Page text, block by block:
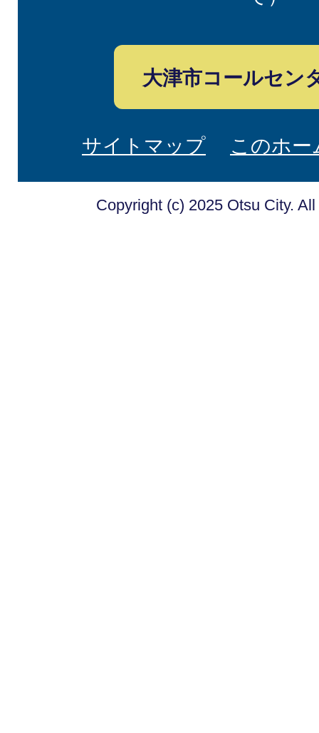
大津市コールセン
サイトマップ このホ
Copyright (c) 2025 Otsu City.